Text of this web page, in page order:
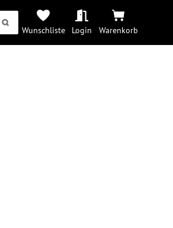
Wunschliste Login Warenkorb